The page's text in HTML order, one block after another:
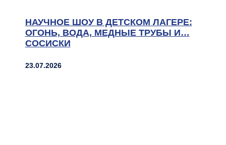
НАУЧНОЕ ШОУ В ДЕТСКОМ ЛАГЕРЕ:
ОГОНЬ, ВОДА, МЕДНЫЕ ТРУБЫ И…
СОСИСКИ
23.07.2026